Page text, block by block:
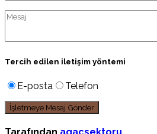
Tercih edilen iletişim yöntemi
E-posta Telefon